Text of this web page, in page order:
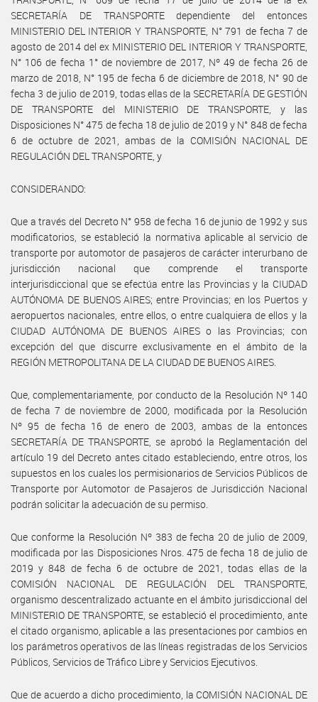
SECRETARÍA DE TRANSPORTE dependiente del entonces
MINISTERIO DEL INTERIOR Y TRANSPORTE, N° 791 de fecha 7 de
agosto de 2014 del ex MINISTERIO DEL INTERIOR Y TRANSPORTE,
N° 106 de fecha 1° de noviembre de 2017, Nº 49 de fecha 26 de
marzo de 2018, N° 195 de fecha 6 de diciembre de 2018, N° 90 de
fecha 3 de julio de 2019, todas ellas de la SECRETARÍA DE GESTIÓN
DE TRANSPORTE del MINISTERIO DE TRANSPORTE, y las
Disposiciones N° 475 de fecha 18 de julio de 2019 y N° 848 de fecha
6 de octubre de 2021, ambas de la COMISIÓN NACIONAL DE
REGULACIÓN DEL TRANSPORTE, y
CONSIDERANDO:
Que a través del Decreto N° 958 de fecha 16 de junio de 1992 y sus
modificatorios, se estableció la normativa aplicable al servicio de
transporte por automotor de pasajeros de carácter interurbano de
jurisdicción nacional que comprende el transporte
interjurisdiccional que se efectúa entre las Provincias y la CIUDAD
AUTÓNOMA DE BUENOS AIRES; entre Provincias; en los Puertos y
aeropuertos nacionales, entre ellos, o entre cualquiera de ellos y la
CIUDAD AUTÓNOMA DE BUENOS AIRES o las Provincias; con
excepción del que discurre exclusivamente en el ámbito de la
REGIÓN METROPOLITANA DE LA CIUDAD DE BUENOS AIRES.
Que, complementariamente, por conducto de la Resolución Nº 140
de fecha 7 de noviembre de 2000, modificada por la Resolución
Nº 95 de fecha 16 de enero de 2003, ambas de la entonces
SECRETARÍA DE TRANSPORTE, se aprobó la Reglamentación del
artículo 19 del Decreto antes citado estableciendo, entre otros, los
supuestos en los cuales los permisionarios de Servicios Públicos de
Transporte por Automotor de Pasajeros de Jurisdicción Nacional
podrán solicitar la adecuación de su permiso.
Que conforme la Resolución Nº 383 de fecha 20 de julio de 2009,
modificada por las Disposiciones Nros. 475 de fecha 18 de julio de
2019 y 848 de fecha 6 de octubre de 2021, todas ellas de la
COMISIÓN NACIONAL DE REGULACIÓN DEL TRANSPORTE,
organismo descentralizado actuante en el ámbito jurisdiccional del
MINISTERIO DE TRANSPORTE, se estableció el procedimiento, ante
el citado organismo, aplicable a las presentaciones por cambios en
los parámetros operativos de las líneas registradas de los Servicios
Públicos, Servicios de Tráfico Libre y Servicios Ejecutivos.
Que de acuerdo a dicho procedimiento, la COMISIÓN NACIONAL DE